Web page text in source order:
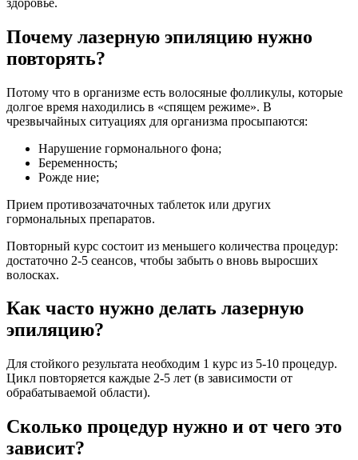
Почему лазерную эпиляцию нужно
повторять?
Потому что в организме есть волосяные фолликулы, которые
долгое время находились в «спящем режиме». В
чрезвычайных ситуациях для организма просыпаются:
Нарушение гормонального фона;
Беременность;
Рожде ние;
Прием противозачаточных таблеток или других
гормональных препаратов.
Повторный курс состоит из меньшего количества процедур:
достаточно 2-5 сеансов, чтобы забыть о вновь выросших
волосках.
Как часто нужно делать лазерную
эпиляцию?
Для стойкого результата необходим 1 курс из 5-10 процедур.
Цикл повторяется каждые 2-5 лет (в зависимости от
обрабатываемой области).
Сколько процедур нужно и от чего это
зависит?